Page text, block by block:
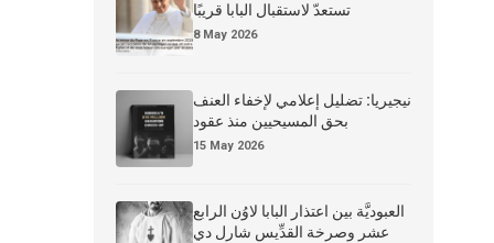
تستعدّ لاستقبال البابا قريبًا
8 May 2026
نيجيريا: تضليل إعلامي لإخفاء العنف
بحق المسيحيين منذ عقود
15 May 2026
العبوديَّة بين اعتذار البابا لاوُن الرابع
عشر وصرخة القدِّيس شارل دي